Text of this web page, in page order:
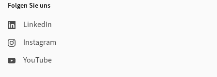
Folgen Sie uns
LinkedIn
Instagram
YouTube